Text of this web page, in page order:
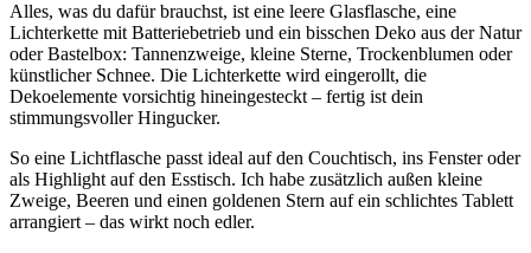
Alles, was du dafür brauchst, ist eine leere Glasflasche, eine
Lichterkette mit Batteriebetrieb und ein bisschen Deko aus der Natur
oder Bastelbox: Tannenzweige, kleine Sterne, Trockenblumen oder
künstlicher Schnee. Die Lichterkette wird eingerollt, die
Dekoelemente vorsichtig hineingesteckt – fertig ist dein
stimmungsvoller Hingucker.
So eine Lichtflasche passt ideal auf den Couchtisch, ins Fenster oder
als Highlight auf den Esstisch. Ich habe zusätzlich außen kleine
Zweige, Beeren und einen goldenen Stern auf ein schlichtes Tablett
arrangiert – das wirkt noch edler.